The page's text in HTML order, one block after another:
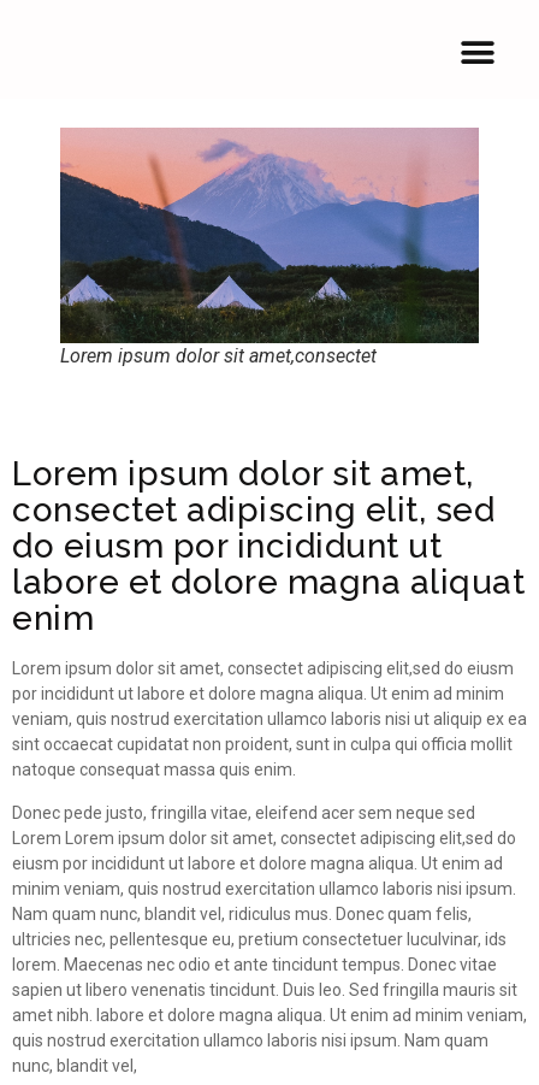
Lorem ipsum dolor sit amet,consectet
Lorem ipsum dolor sit amet,
consectet adipiscing elit, sed
do eiusm por incididunt ut
labore et dolore magna aliquat
enim
Lorem ipsum dolor sit amet, consectet adipiscing elit,sed do eiusm
por incididunt ut labore et dolore magna aliqua. Ut enim ad minim
veniam, quis nostrud exercitation ullamco laboris nisi ut aliquip ex ea
sint occaecat cupidatat non proident, sunt in culpa qui officia mollit
natoque consequat massa quis enim.
Donec pede justo, fringilla vitae, eleifend acer sem neque sed
Lorem Lorem ipsum dolor sit amet, consectet adipiscing elit,sed do
eiusm por incididunt ut labore et dolore magna aliqua. Ut enim ad
minim veniam, quis nostrud exercitation ullamco laboris nisi ipsum.
Nam quam nunc, blandit vel, ridiculus mus. Donec quam felis,
ultricies nec, pellentesque eu, pretium consectetuer luculvinar, ids
lorem. Maecenas nec odio et ante tincidunt tempus. Donec vitae
sapien ut libero venenatis tincidunt. Duis leo. Sed fringilla mauris sit
amet nibh. labore et dolore magna aliqua. Ut enim ad minim veniam,
quis nostrud exercitation ullamco laboris nisi ipsum. Nam quam
nunc, blandit vel,